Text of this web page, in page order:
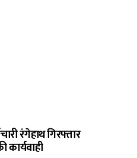
रंगेहाथ गिरफ्तार
कार्यवाही